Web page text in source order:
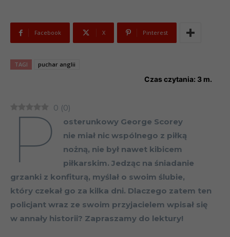
Facebook X Pinterest
TAGI puchar anglii
Czas czytania: 3 m.
0 (0)
P
osterunkowy George Scorey
nie miał nic wspólnego z piłką
nożną, nie był nawet kibicem
piłkarskim. Jedząc na śniadanie
grzanki z konfiturą, myślał o swoim ślubie,
który czekał go za kilka dni. Dlaczego zatem ten
policjant wraz ze swoim przyjacielem wpisał się
w annały historii? Zapraszamy do lektury!